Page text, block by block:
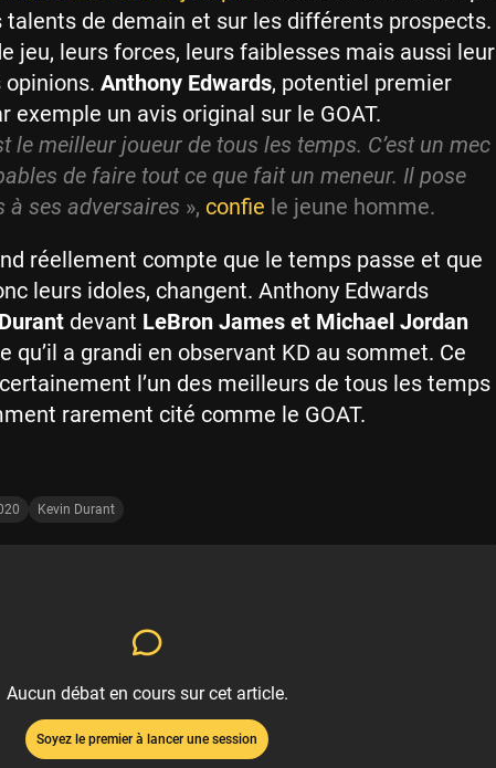
talents de demain et sur les différents prospects.
jeu, leurs forces, leurs faiblesses mais aussi leur
Anthony Edwards, potentiel premier
exemple un avis original sur le GOAT.
le meilleur joueur de tous les temps. C’est un mec
de faire tout ce que fait un meneur. Il pose
à ses adversaires », confie le jeune homme.
réellement compte que le temps passe et que
leurs idoles, changent. Anthony Edwards
devant LeBron James et Michael Jordan
qu’il a grandi en observant KD au sommet. Ce
l’un des meilleurs de tous les temps
rarement cité comme le GOAT.
Kevin Durant
Aucun débat en cours sur cet article.
Soyez le premier à lancer une session